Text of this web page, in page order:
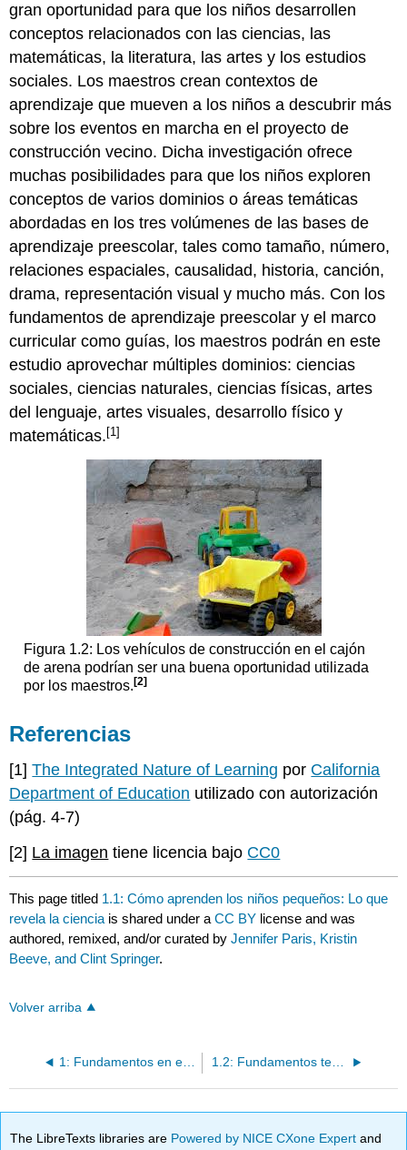
gran oportunidad para que los niños desarrollen
conceptos relacionados con las ciencias, las
matemáticas, la literatura, las artes y los estudios
sociales. Los maestros crean contextos de
aprendizaje que mueven a los niños a descubrir más
sobre los eventos en marcha en el proyecto de
construcción vecino. Dicha investigación ofrece
muchas posibilidades para que los niños exploren
conceptos de varios dominios o áreas temáticas
abordadas en los tres volúmenes de las bases de
aprendizaje preescolar, tales como tamaño, número,
relaciones espaciales, causalidad, historia, canción,
drama, representación visual y mucho más. Con los
fundamentos de aprendizaje preescolar y el marco
curricular como guías, los maestros podrán en este
estudio aprovechar múltiples dominios: ciencias
sociales, ciencias naturales, ciencias físicas, artes
del lenguaje, artes visuales, desarrollo físico y
matemáticas.[1]
Figura 1.2: Los vehículos de construcción en el cajón
de arena podrían ser una buena oportunidad utilizada
por los maestros.[2]
Referencias
[1]The Integrated Nature of Learning por California
Department of Education utilizado con autorización
(pág. 4-7)
[2] La imagen tiene licencia bajo CC0
This page titled 1.1: Cómo aprenden los niños pequeños: Lo que
revela la ciencia is shared under aCC BY license and was
authored, remixed, and/or curated byJennifer Paris, Kristin
Beeve, and Clint Springer.
Volver arriba
1: Fundamentos en el plan de estudios de la primera infancia: Uniendo la teoría con la práctica 1.2: Fundamentos teóricos
The LibreTexts libraries are Powered by NICE CXone Expertand